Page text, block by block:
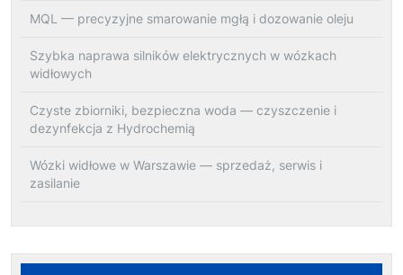
MQL — precyzyjne smarowanie mgłą i dozowanie oleju
Szybka naprawa silników elektrycznych w wózkach
widłowych
Czyste zbiorniki, bezpieczna woda — czyszczenie i
dezynfekcja z Hydrochemią
Wózki widłowe w Warszawie — sprzedaż, serwis i
zasilanie